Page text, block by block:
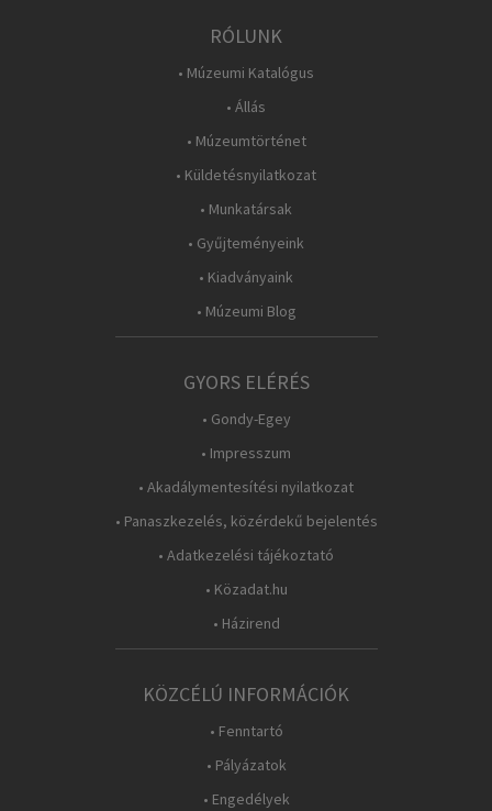
RÓLUNK
• Múzeumi Katalógus
• Állás
• Múzeumtörténet
• Küldetésnyilatkozat
• Munkatársak
• Gyűjteményeink
• Kiadványaink
• Múzeumi Blog
GYORS ELÉRÉS
• Gondy-Egey
• Impresszum
• Akadálymentesítési nyilatkozat
• Panaszkezelés, közérdekű bejelentés
• Adatkezelési tájékoztató
• Közadat.hu
• Házirend
KÖZCÉLÚ INFORMÁCIÓK
• Fenntartó
• Pályázatok
• Engedélyek